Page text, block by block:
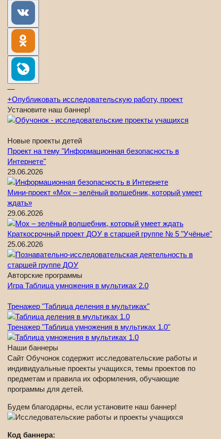
—
+Опубликовать исследовательскую работу, проект
Установите наш баннер!
Новые проекты детей
Проект на тему "Информационная безопасность в
Интернете"
29.06.2026
Мини-проект «Мох – зелёный волшебник, который умеет
ждать»
29.06.2026
Краткосрочный проект ДОУ в старшей группе № 5 "Учёные"
25.06.2026
Авторские программы
Игра Таблица умножения в мультиках 2.0
Тренажер "Таблица деления в мультиках"
Тренажер "Таблица умножения в мультиках 1.0"
Наши баннеры
Сайт Обучонок содержит исследовательские работы и
индивидуальные проекты учащихся, темы проектов по
предметам и правила их оформления, обучающие
программы для детей.
Будем благодарны, если установите наш баннер!
Код баннера: